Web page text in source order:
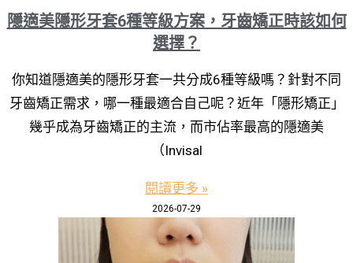
隱適美隱形牙套6種等級方案，牙齒矯正時該如何
選擇？
你知道隱適美的隱形牙套一共分成6種等級嗎？針對不同
牙齒矯正需求，哪一種最適合自己呢？近年「隱形矯正」
幾乎成為牙齒矯正的主流，而市佔率最高的隱適美
（Invisal
閱讀更多 »
2026-07-29